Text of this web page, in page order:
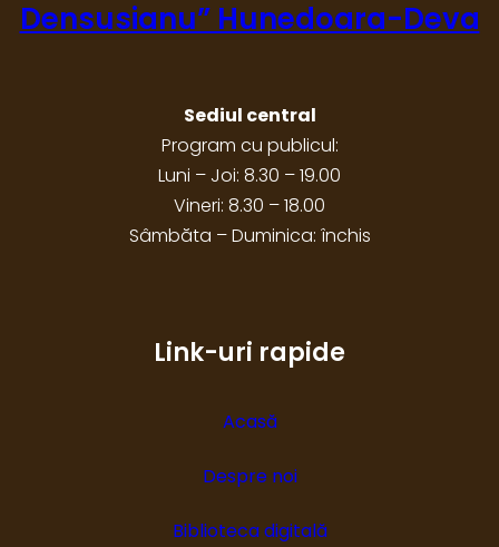
Densusianu” Hunedoara-Deva
Sediul central
Program cu publicul:
Luni – Joi: 8.30 – 19.00
Vineri: 8.30 – 18.00
Sâmbăta – Duminica: închis
Link-uri rapide
Acasă
Despre noi
Biblioteca digitală